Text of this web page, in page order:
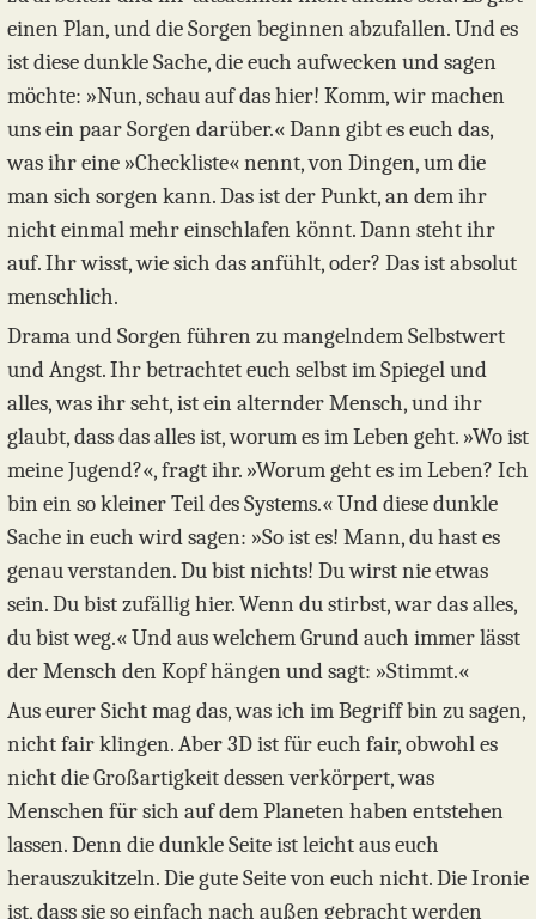
einen Plan, und die Sorgen beginnen abzufallen. Und es
ist diese dunkle Sache, die euch aufwecken und sagen
möchte: »Nun, schau auf das hier! Komm, wir machen
uns ein paar Sorgen darüber.« Dann gibt es euch das,
was ihr eine »Checkliste« nennt, von Dingen, um die
man sich sorgen kann. Das ist der Punkt, an dem ihr
nicht einmal mehr einschlafen könnt. Dann steht ihr
auf. Ihr wisst, wie sich das anfühlt, oder? Das ist absolut
menschlich.
Drama und Sorgen führen zu mangelndem Selbstwert
und Angst. Ihr betrachtet euch selbst im Spiegel und
alles, was ihr seht, ist ein alternder Mensch, und ihr
glaubt, dass das alles ist, worum es im Leben geht. »Wo ist
meine Jugend?«, fragt ihr. »Worum geht es im Leben? Ich
bin ein so kleiner Teil des Systems.« Und diese dunkle
Sache in euch wird sagen: »So ist es! Mann, du hast es
genau verstanden. Du bist nichts! Du wirst nie etwas
sein. Du bist zufällig hier. Wenn du stirbst, war das alles,
du bist weg.« Und aus welchem Grund auch immer lässt
der Mensch den Kopf hängen und sagt: »Stimmt.«
Aus eurer Sicht mag das, was ich im Begriff bin zu sagen,
nicht fair klingen. Aber 3D ist für euch fair, obwohl es
nicht die Großartigkeit dessen verkörpert, was
Menschen für sich auf dem Planeten haben entstehen
lassen. Denn die dunkle Seite ist leicht aus euch
herauszukitzeln. Die gute Seite von euch nicht. Die Ironie
ist, dass sie so einfach nach außen gebracht werden